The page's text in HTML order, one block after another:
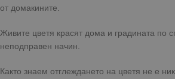
от домакините.
Живите цветя красят дома и градината по
неподправен начин.
Както знаем отглеждането на цветя не е